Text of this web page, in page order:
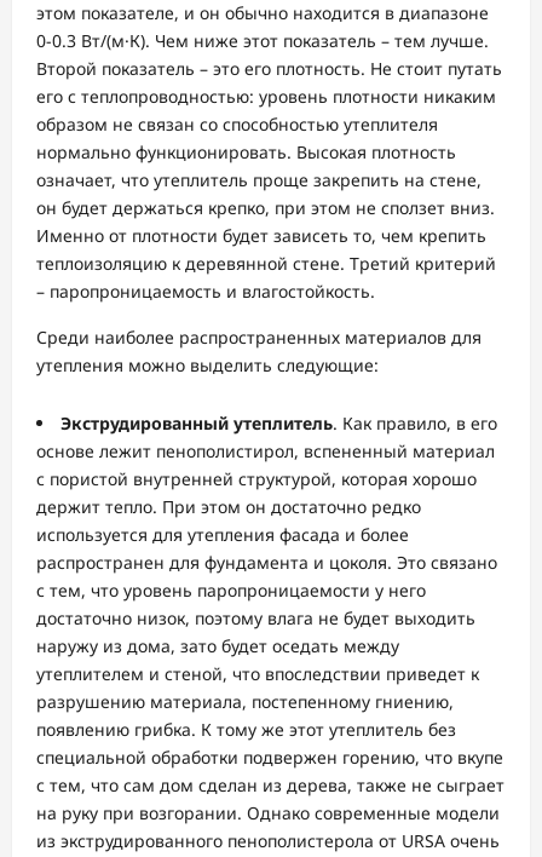
этом показателе, и он обычно находится в диапазоне
0-0.3 Вт/(м·К). Чем ниже этот показатель – тем лучше.
Второй показатель – это его плотность. Не стоит путать
его с теплопроводностью: уровень плотности никаким
образом не связан со способностью утеплителя
нормально функционировать. Высокая плотность
означает, что утеплитель проще закрепить на стене,
он будет держаться крепко, при этом не сползет вниз.
Именно от плотности будет зависеть то, чем крепить
теплоизоляцию к деревянной стене. Третий критерий
– паропроницаемость и влагостойкость.
Среди наиболее распространенных материалов для
утепления можно выделить следующие:
Экструдированный утеплитель. Как правило, в его
основе лежит пенополистирол, вспененный материал
с пористой внутренней структурой, которая хорошо
держит тепло. При этом он достаточно редко
используется для утепления фасада и более
распространен для фундамента и цоколя. Это связано
с тем, что уровень паропроницаемости у него
достаточно низок, поэтому влага не будет выходить
наружу из дома, зато будет оседать между
утеплителем и стеной, что впоследствии приведет к
разрушению материала, постепенному гниению,
появлению грибка. К тому же этот утеплитель без
специальной обработки подвержен горению, что вкупе
с тем, что сам дом сделан из дерева, также не сыграет
на руку при возгорании. Однако современные модели
из экструдированного пенополистерола от URSA очень